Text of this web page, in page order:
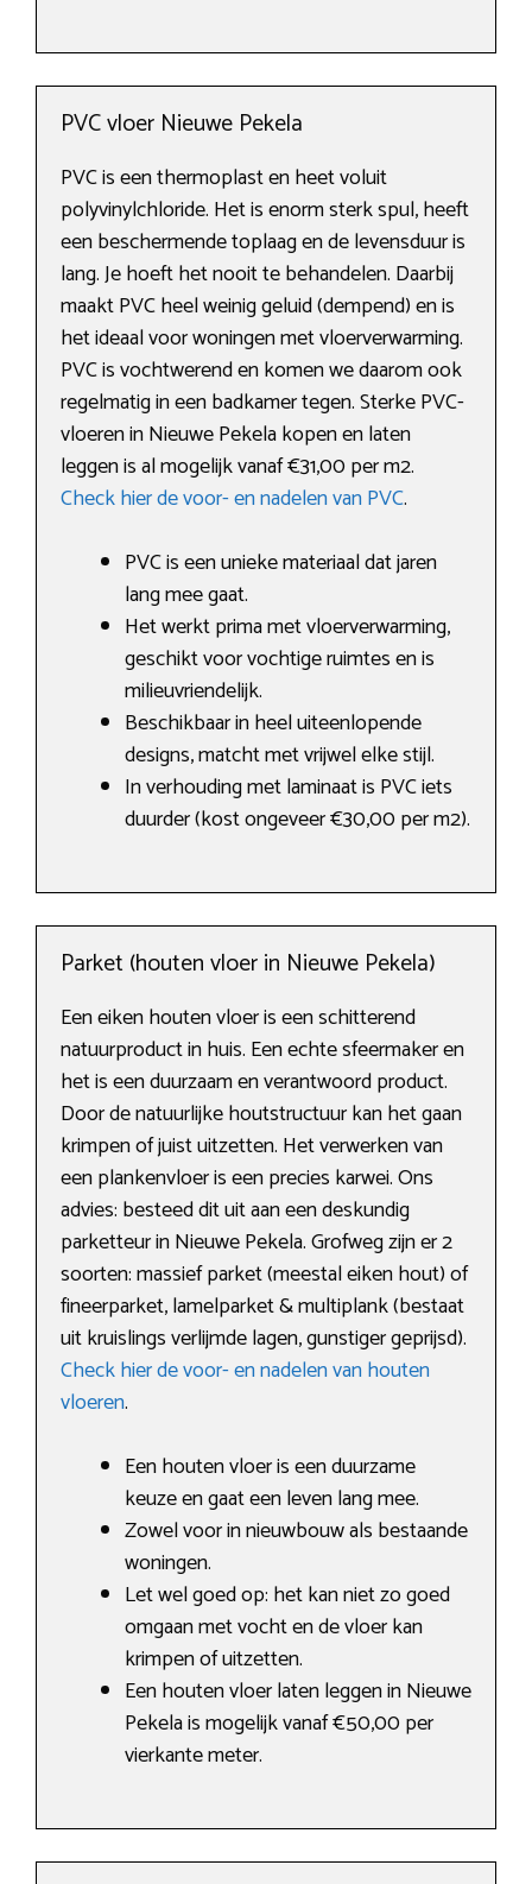
PVC vloer Nieuwe Pekela
PVC is een thermoplast en heet voluit
polyvinylchloride. Het is enorm sterk spul, heeft
een beschermende toplaag en de levensduur is
lang. Je hoeft het nooit te behandelen. Daarbij
maakt PVC heel weinig geluid (dempend) en is
het ideaal voor woningen met vloerverwarming.
PVC is vochtwerend en komen we daarom ook
regelmatig in een badkamer tegen. Sterke PVC-
vloeren in Nieuwe Pekela kopen en laten
leggen is al mogelijk vanaf €31,00 per m2.
Check hier de voor- en nadelen van PVC.
PVC is een unieke materiaal dat jaren
lang mee gaat.
Het werkt prima met vloerverwarming,
geschikt voor vochtige ruimtes en is
milieuvriendelijk.
Beschikbaar in heel uiteenlopende
designs, matcht met vrijwel elke stijl.
In verhouding met laminaat is PVC iets
duurder (kost ongeveer €30,00 per m2).
Parket (houten vloer in Nieuwe Pekela)
Een eiken houten vloer is een schitterend
natuurproduct in huis. Een echte sfeermaker en
het is een duurzaam en verantwoord product.
Door de natuurlijke houtstructuur kan het gaan
krimpen of juist uitzetten. Het verwerken van
een plankenvloer is een precies karwei. Ons
advies: besteed dit uit aan een deskundig
parketteur in Nieuwe Pekela. Grofweg zijn er 2
soorten: massief parket (meestal eiken hout) of
fineerparket, lamelparket & multiplank (bestaat
uit kruislings verlijmde lagen, gunstiger geprijsd).
Check hier de voor- en nadelen van houten
vloeren.
Een houten vloer is een duurzame
keuze en gaat een leven lang mee.
Zowel voor in nieuwbouw als bestaande
woningen.
Let wel goed op: het kan niet zo goed
omgaan met vocht en de vloer kan
krimpen of uitzetten.
Een houten vloer laten leggen in Nieuwe
Pekela is mogelijk vanaf €50,00 per
vierkante meter.